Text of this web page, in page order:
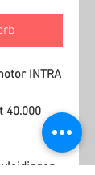
INTRA
40.000